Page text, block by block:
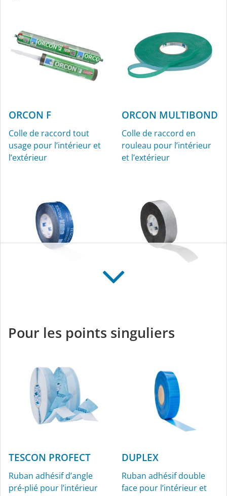
ORCON F
Colle de raccord tout
usage pour l’intérieur et
l’extérieur
ORCON MULTIBOND
Colle de raccord en
rouleau pour l’intérieur
et l’extérieur
l’extérieur
double face
Pour les points singuliers
TESCON PROFECT
Ruban adhésif d’angle
pré-plié pour l’intérieur
DUPLEX
Ruban adhésif double
face pour l’intérieur et